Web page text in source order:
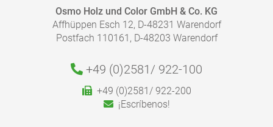
Con nuestra calculadora de acabados, puede calcular
de forma rápida y fácil la cantidad de recubrimiento
Le rogamos que siga nuestras instrucciones de
aplicación de las Fichas de Producto para una
aplicación correcta.
Osmo Holz und Color GmbH & Co. KG
Affhüppen Esch 12, D-48231 Warendorf
Postfach 110161, D-48203 Warendorf
+49 (0)2581/ 922-100
+49 (0)2581/ 922-200
¡Escríbenos!